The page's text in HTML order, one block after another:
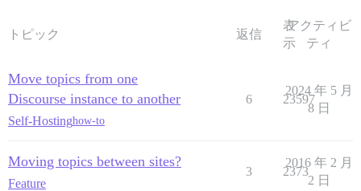
トピック 返信
表
示
アクティビ
ティ
Move topics from one
Discourse instance to another
Self-Hostinghow-to
6 23597
2024 年 5 月
8 日
Moving topics between sites?
Feature
3 2373
2016 年 2 月
2 日